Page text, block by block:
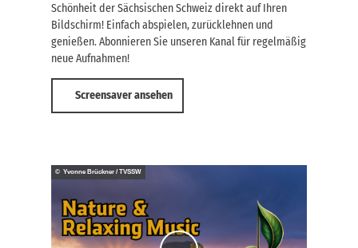
© Yvonne Brückner / TVSSW
Schönheit der Sächsischen Schweiz direkt auf Ihren
Bildschirm! Einfach abspielen, zurücklehnen und
genießen. Abonnieren Sie unseren Kanal für regelmäßig
neue Aufnahmen!
Screensaver ansehen